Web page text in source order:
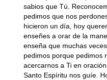
sabios que Tú.
pedimos que nos
hicieron un día, hoy
enseñes a orar de la
enseña que muchas
pedimos porque pedimos
acercarnos a Ti en
Santo Espíritu nos guíe.